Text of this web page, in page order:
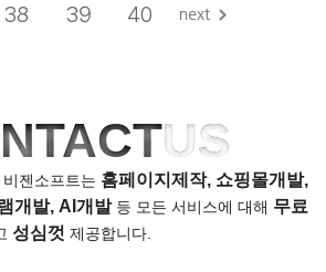
38 39 40
US
젠소프트는 홈페이지제작, 쇼핑몰개발,
개발, AI개발등 모든 서비스에 대해 무료
성심껏 제공합니다.